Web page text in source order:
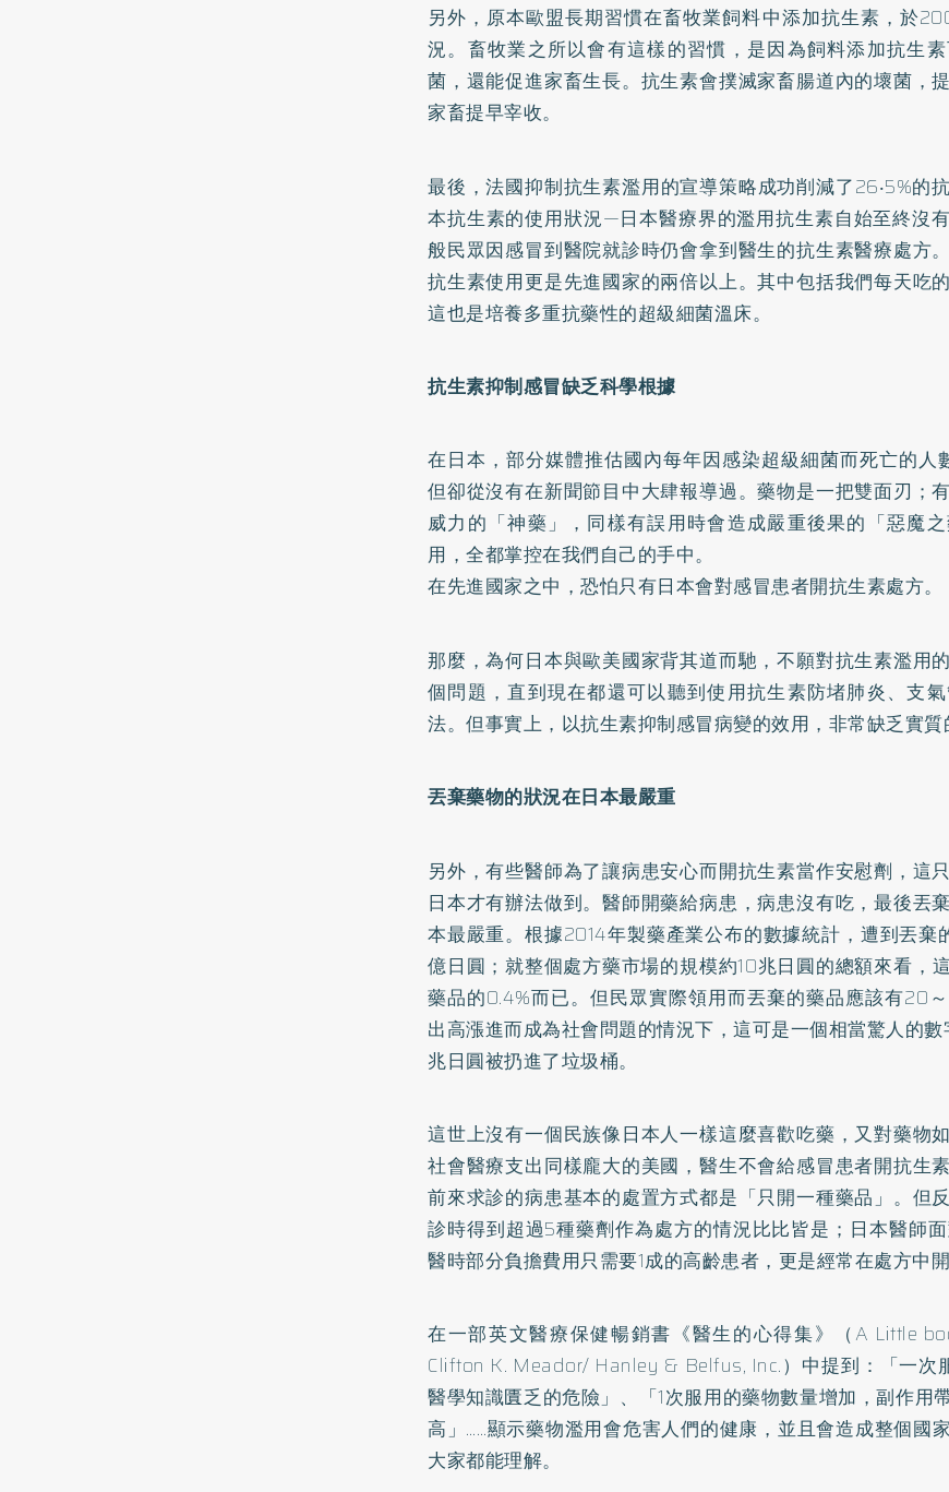
另外，原本歐盟長期習慣在畜牧業飼料中添加抗生素，於
況。畜牧業之所以會有這樣的習慣，是因為飼料添加抗生
菌，還能促進家畜生長。抗生素會撲滅家畜腸道內的壞菌，
家畜提早宰收。
最後，法國抑制抗生素濫用的宣導策略成功削減了26‧5%的
本抗生素的使用狀況—日本醫療界的濫用抗生素自始至終沒
般民眾因感冒到醫院就診時仍會拿到醫生的抗生素醫療處方
抗生素使用更是先進國家的兩倍以上。其中包括我們每天吃
這也是培養多重抗藥性的超級細菌溫床。
抗生素抑制感冒缺乏科學根據
在日本，部分媒體推估國內每年因感染超級細菌而死亡的人
但卻從沒有在新聞節目中大肆報導過。藥物是一把雙面刃；
威力的「神藥」，同樣有誤用時會造成嚴重後果的「惡魔
用，全都掌控在我們自己的手中。
在先進國家之中，恐怕只有日本會對感冒患者開抗生素處方。
那麼，為何日本與歐美國家背其道而馳，不願對抗生素濫用
個問題，直到現在都還可以聽到使用抗生素防堵肺炎、支
法。但事實上，以抗生素抑制感冒病變的效用，非常缺乏實質
丟棄藥物的狀況在日本最嚴重
另外，有些醫師為了讓病患安心而開抗生素當作安慰劑，這
日本才有辦法做到。醫師開藥給病患，病患沒有吃，最後丟
本最嚴重。根據2014年製藥產業公布的數據統計，遭到丟棄
億日圓；就整個處方藥市場的規模約10兆日圓的總額來看，
藥品的0.4%而已。但民眾實際領用而丟棄的藥品應該有20
出高漲進而成為社會問題的情況下，這可是一個相當驚人的
兆日圓被扔進了垃圾桶。
這世上沒有一個民族像日本人一樣這麼喜歡吃藥，又對藥物
社會醫療支出同樣龐大的美國，醫生不會給感冒患者開抗生
前來求診的病患基本的處置方式都是「只開一種藥品」。但
診時得到超過5種藥劑作為處方的情況比比皆是；日本醫師
醫時部分負擔費用只需要1成的高齡患者，更是經常在處方中開
在一部英文醫療保健暢銷書《醫生的心得集》（A Little
Clifton K. Meador/ Hanley & Belfus, Inc.）中提到：「一次
醫學知識匱乏的危險」、「1次服用的藥物數量增加，副作用
高」……顯示藥物濫用會危害人們的健康，並且會造成整個國
大家都能理解。